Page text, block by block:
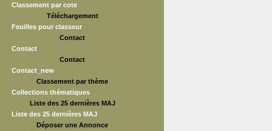
Classement par cote
Téléchargement
Feuilles pour classeur
Contact
Contact
Contact
Contact_new
Classement par thème
Collections thématiques
Liste des 25 dernières MAJ
Liste des 25 dernières MAJ
Déposer une Annonce